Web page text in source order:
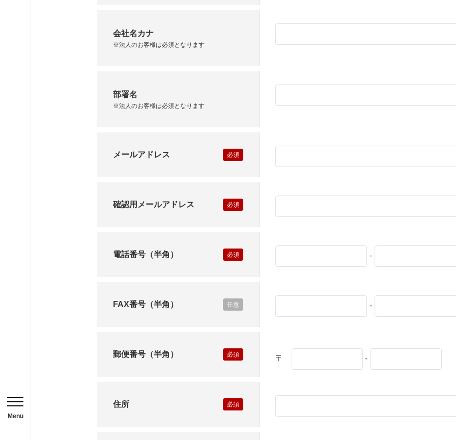
メニューを開閉する
Menu
営業時間AM 9:00〜
用途から探す 製品特長と納入までの流れ
会社名カナ
※法人のお客様は必須となります
部署名
※法人のお客様は必須となります
メールアドレス
確認用メールアドレス
電話番号（半角） -
FAX番号（半角） -
郵便番号（半角） 〒 -
住所